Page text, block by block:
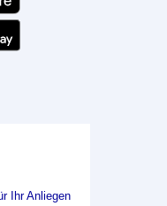
Ihr Anliegen